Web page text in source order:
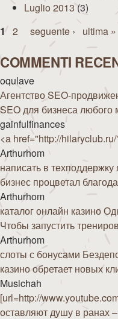
Luglio 2013 (3)
Pagine
1 2 seguente › ultima »
COMMENTI
oqulave
Агентство SEO-
SEO для бизнеса
gainfulfinances
<a href="http://
Arthurhom
написать в
бизнес процветал
Arthurhom
каталог онлайн казино
Чтобы запустить
Arthurhom
слоты с бонусами
казино обретает новых
Musichah
[url=http://
оставляют душу в ранах